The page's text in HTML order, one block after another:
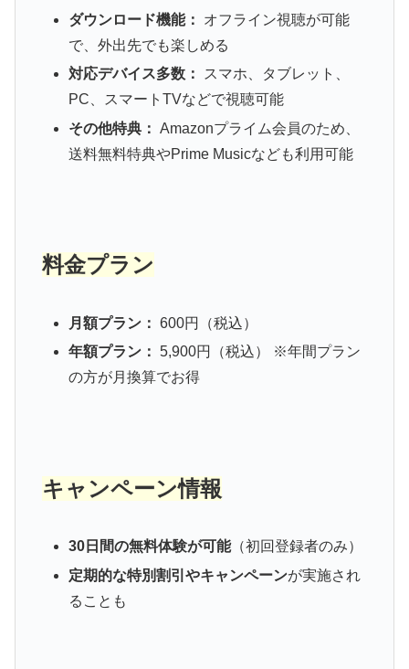
ダウンロード機能：
オフライン視聴が可能
で、外出先でも楽しめる
対応デバイス多数：
スマホ、タブレット、
PC、スマートTVなどで視聴可能
その他特典： Amazonプライム会員のため、
送料無料特典やPrime Musicなども利用可能
料金プラン
月額プラン： 600円（税込）
年額プラン： 5,900円（税込） ※年間プラン
の方が月換算でお得
キャンペーン情報
30日間の無料体験が可能（初回登録者のみ）
定期的な特別割引やキャンペーンが実施され
ることも